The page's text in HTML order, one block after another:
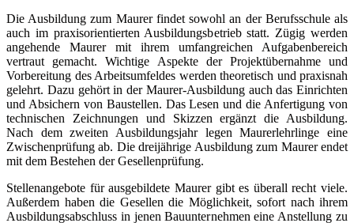
Die Ausbildung zum Maurer findet sowohl an der Berufsschule als
auch im praxisorientierten Ausbildungsbetrieb statt. Zügig werden
angehende Maurer mit ihrem umfangreichen Aufgabenbereich
vertraut gemacht. Wichtige Aspekte der Projektübernahme und
Vorbereitung des Arbeitsumfeldes werden theoretisch und praxisnah
gelehrt. Dazu gehört in der Maurer-Ausbildung auch das Einrichten
und Absichern von Baustellen. Das Lesen und die Anfertigung von
technischen Zeichnungen und Skizzen ergänzt die Ausbildung.
Nach dem zweiten Ausbildungsjahr legen Maurerlehrlinge eine
Zwischenprüfung ab. Die dreijährige Ausbildung zum Maurer endet
mit dem Bestehen der Gesellenprüfung.
Stellenangebote für ausgebildete Maurer gibt es überall recht viele.
Außerdem haben die Gesellen die Möglichkeit, sofort nach ihrem
Ausbildungsabschluss in jenen Bauunternehmen eine Anstellung zu